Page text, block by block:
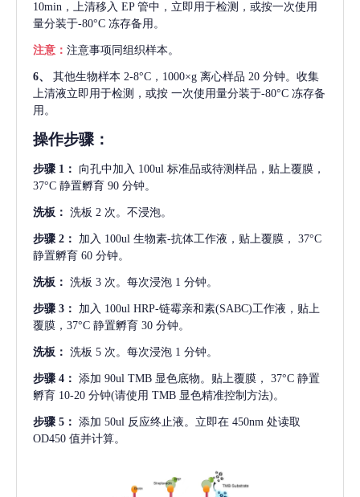
10min，上清移入 EP 管中，立即用于检测，或按一次使用
量分装于-80°C 冻存备用。
注意： 注意事项同组织样本。
6、 其他生物样本 2-8°C，1000×g 离心样品 20 分钟。收集
上清液立即用于检测，或按 一次使用量分装于-80°C 冻存备
用。
操作步骤：
步骤 1： 向孔中加入 100ul 标准品或待测样品，贴上覆膜，
37°C 静置孵育 90 分钟。
洗板： 洗板 2 次。不浸泡。
步骤 2： 加入 100ul 生物素-抗体工作液，贴上覆膜， 37°C
静置孵育 60 分钟。
洗板： 洗板 3 次。每次浸泡 1 分钟。
步骤 3： 加入 100ul HRP-链霉亲和素(SABC)工作液，贴上
覆膜，37°C 静置孵育 30 分钟。
洗板： 洗板 5 次。每次浸泡 1 分钟。
步骤 4： 添加 90ul TMB 显色底物。贴上覆膜， 37°C 静置
孵育 10-20 分钟(请使用 TMB 显色精准控制方法)。
步骤 5： 添加 50ul 反应终止液。立即在 450nm 处读取
OD450 值并计算。